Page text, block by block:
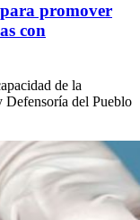
promover
con
de la
Defensoría del Pueblo